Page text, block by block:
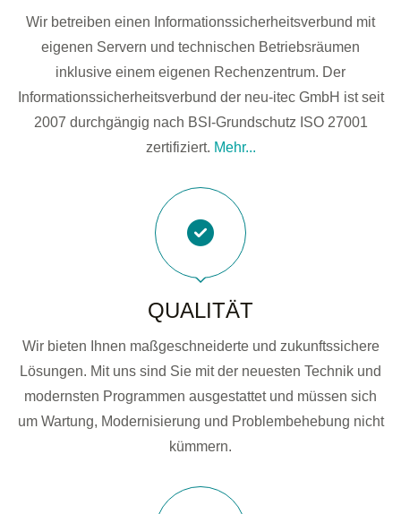
Wir betreiben einen Informationssicherheitsverbund mit
eigenen Servern und technischen Betriebsräumen
inklusive einem eigenen Rechenzentrum. Der
Informationssicherheitsverbund der neu-itec GmbH ist seit
2007 durchgängig nach BSI-Grundschutz ISO 27001
zertifiziert. Mehr...
QUALITÄT
Wir bieten Ihnen maßgeschneiderte und zukunftssichere
Lösungen. Mit uns sind Sie mit der neuesten Technik und
modernsten Programmen ausgestattet und müssen sich
um Wartung, Modernisierung und Problembehebung nicht
kümmern.